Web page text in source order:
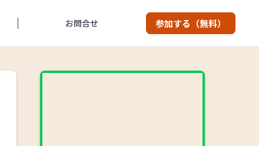
お問合せ 参加する（無料）